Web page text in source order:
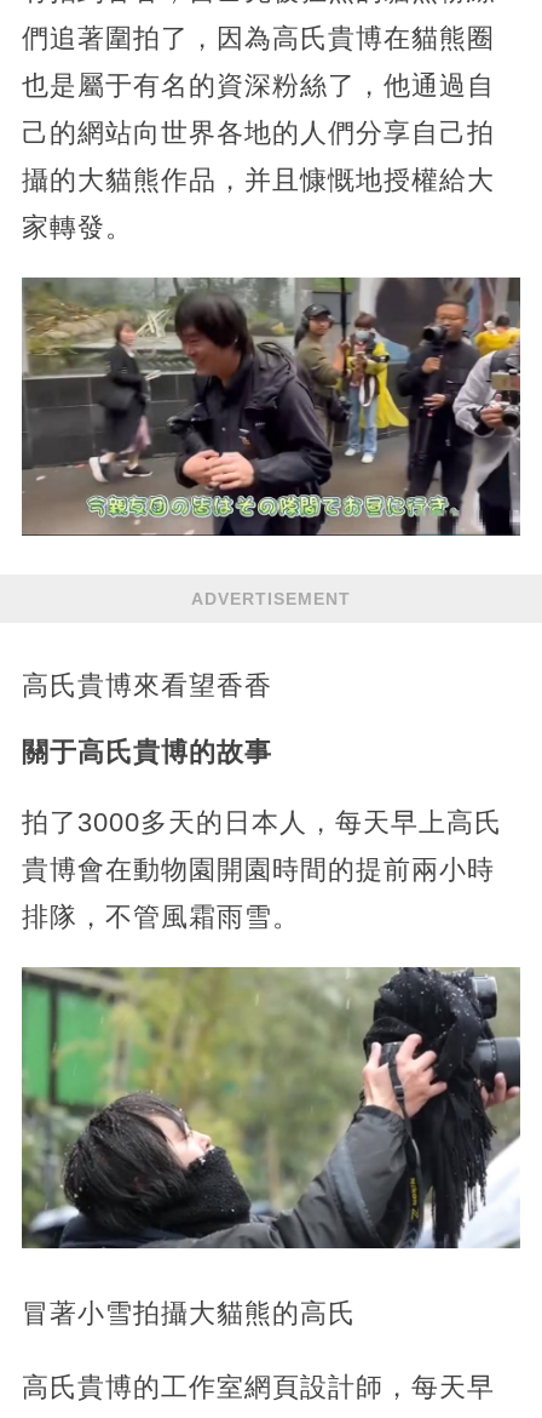
們追著圍拍了，因為高氏貴博在貓熊圈
也是屬于有名的資深粉絲了，他通過自
己的網站向世界各地的人們分享自己拍
攝的大貓熊作品，并且慷慨地授權給大
家轉發。
ADVERTISEMENT
高氏貴博來看望香香
關于高氏貴博的故事
拍了3000多天的日本人，每天早上高氏
貴博會在動物園開園時間的提前兩小時
排隊，不管風霜雨雪。
冒著小雪拍攝大貓熊的高氏
高氏貴博的工作室網頁設計師，每天早